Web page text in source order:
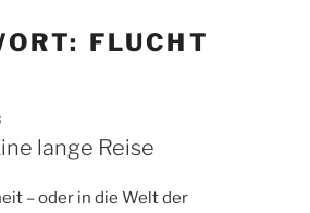
FLUCHT
lange Reise
– oder in die Welt der